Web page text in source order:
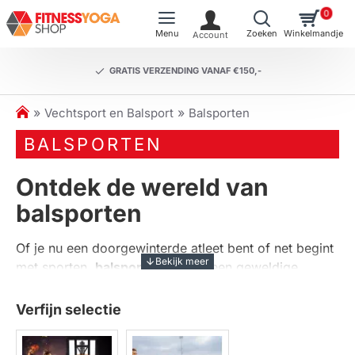
GRATIS VERZENDING VANAF €150,-
0
h
o
m
Vechtsport en Balsport Balsporten
BALSPORTEN
Ontdek de wereld van
balsporten
Of je nu een doorgewinterde atleet bent of net begint
met sporten, balsportenbieden een geweldige
veelzijdige categorie omvat diverse sporten zoals
Fitnessyogashop.nl vind je een breed scala aan
Verfijn selectie